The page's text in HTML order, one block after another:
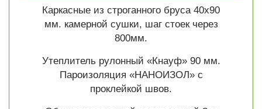
Каркасные из строганного бруса 40х90
мм. камерной сушки, шаг стоек через
800мм.
Утеплитель рулонный «Кнауф» 90 мм.
Пароизоляция «НАНОИЗОЛ» с
проклейкой швов.